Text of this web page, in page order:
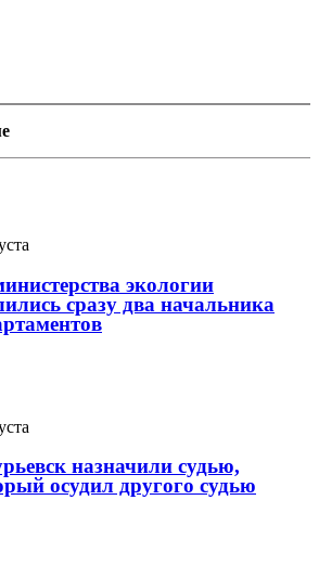
экологии
сразу два начальника
назначили судью,
осудил другого судью